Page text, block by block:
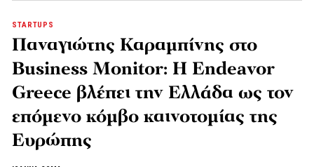
STARTUPS
Παναγιώτης Καραμπίνης στο
Business Monitor: Η Endeavor
Greece βλέπει την Ελλάδα ως τον
επόμενο κόμβο καινοτομίας της
Ευρώπης